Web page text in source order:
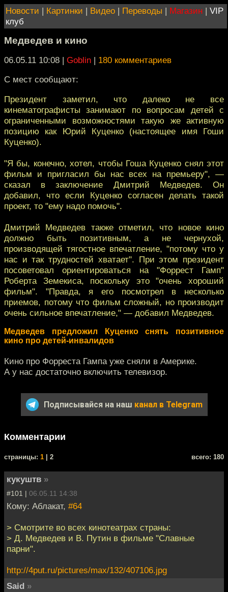
Новости | Картинки | Видео | Переводы | Магазин | VIP
клуб
Медведев и кино
06.05.11 10:08 | Goblin | 180 комментариев
С мест сообщают:
Президент заметил, что далеко не все
кинематографисты занимают по вопросам детей с
ограниченными возможностями такую же активную
позицию как Юрий Куценко (настоящее имя Гоши
Куценко).
"Я бы, конечно, хотел, чтобы Гоша Куценко снял этот
фильм и пригласил бы нас всех на премьеру", —
сказал в заключение Дмитрий Медведев. Он
добавил, что если Куценко согласен делать такой
проект, то "ему надо помочь".
Дмитрий Медведев также отметил, что новое кино
должно быть позитивным, а не чернухой,
производящей тягостное впечатление, "потому что у
нас и так трудностей хватает". При этом президент
посоветовал ориентироваться на "Форрест Гамп"
Роберта Земекиса, поскольку это "очень хороший
фильм". "Правда, я его посмотрел в несколько
приемов, потому что фильм сложный, но производит
очень сильное впечатление," — добавил Медведев.
Медведев предложил Куценко снять позитивное
кино про детей-инвалидов
Кино про Форреста Гампа уже сняли в Америке.
А у нас достаточно включить телевизор.
Подписывайся на наш канал в Telegram
Комментарии
cтраницы: 1 | 2 всего: 180
кукуштв »
#101 | 06.05.11 14:38
Кому: Аблакат, #64
> Смотрите во всех кинотеатрах страны:
> Д. Медведев и В. Путин в фильме "Славные
парни".
http://4put.ru/pictures/max/132/407106.jpg
Said »